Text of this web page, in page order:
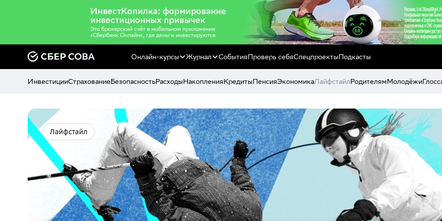
Онлайн-курсы Журнал СобытияПроверь себяСпецпроектыПодкасты
ИнвестицииСтрахованиеБезопасностьРасходыНакопленияКредитыПенсияЭкономикаЛайфстайлРодителямМолодёжи
Лайфстайл